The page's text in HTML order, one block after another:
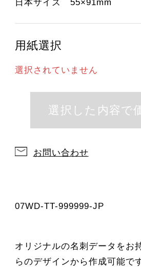
日本サイズ 55×91mm
用紙選択
選択されていません
お問い合わせ
07WD-TT-999999-JP
オリジナルの名刺データをお
らのデザインから作成可能で